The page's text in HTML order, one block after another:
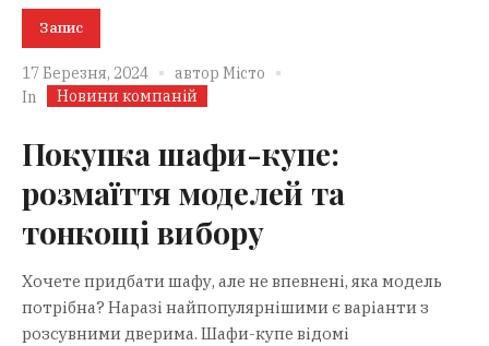
Запис
17 Березня, 2024 автор Місто
In
Новини компаній
Покупка шафи-купе:
розмаїття моделей та
тонкощі вибору
Хочете придбати шафу, але не впевнені, яка модель
потрібна? Наразі найпопулярнішими є варіанти з
розсувними дверима. Шафи-купе відомі